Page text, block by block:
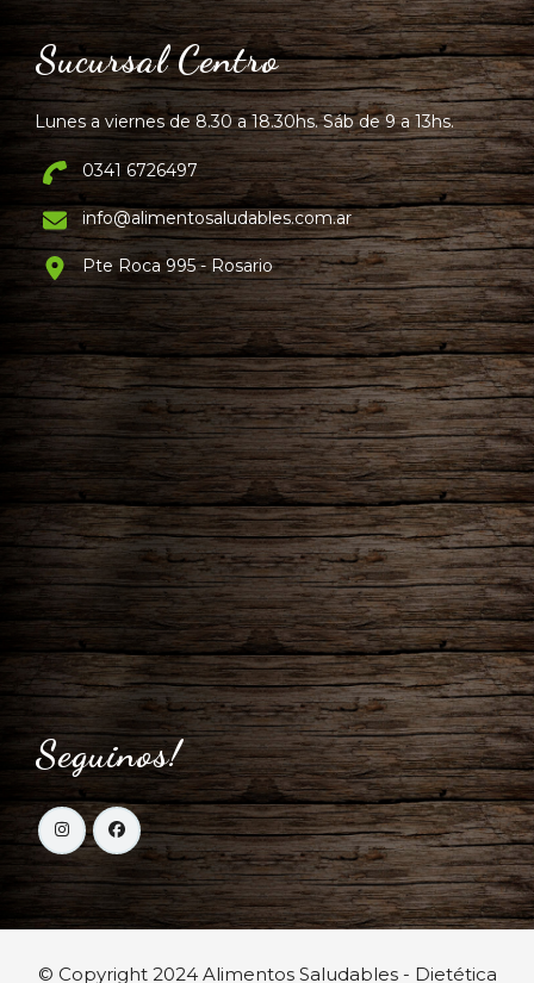
Sucursal Centro
Lunes a viernes de 8.30 a 18.30hs. Sáb de 9 a 13hs.
0341 6726497
info@alimentosaludables.com.ar
Pte Roca 995 - Rosario
Seguinos!
© Copyright 2024 Alimentos Saludables - Dietética